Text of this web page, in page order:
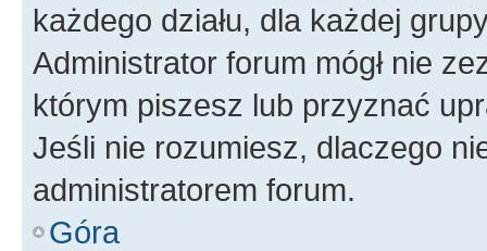
każdego działu, dla każdej
Administrator forum mógł nie
którym piszesz lub przyznać
Jeśli nie rozumiesz, dlaczego
administratorem forum.
Góra